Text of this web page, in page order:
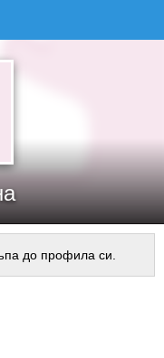
до профила си.